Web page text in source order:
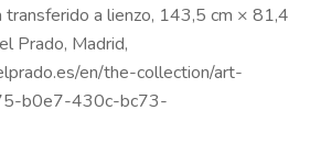
transferido a lienzo, 143,5 cm × 81,4
Prado, Madrid,
en/the-collection/art-
b0e7-430c-bc73-